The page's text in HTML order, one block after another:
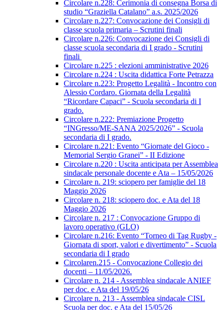
Circolare n.228: Cerimonia di consegna Borsa di
studio “Graziella Catalano” a.s. 2025/2026
Circolare n.227: Convocazione dei Consigli di
classe scuola primaria – Scrutini finali
Circolare n.226: Convocazione dei Consigli di
classe scuola secondaria di I grado - Scrutini
finali
Circolare n.225 : elezioni amministrative 2026
Circolare n.224 : Uscita didattica Forte Petrazza
Circolare n.223: Progetto Legalità - Incontro con
Alessio Cordaro. Giornata della Legalità
“Ricordare Capaci” - Scuola secondaria di I
grado.
Circolare n.222: Premiazione Progetto
“INGresso/ME-SANA 2025/2026” - Scuola
secondaria di I grado.
Circolare n.221: Evento “Giornate del Gioco -
Memorial Sergio Granei” - II Edizione
Circolare n.220 : Uscita anticipata per Assemblea
sindacale personale docente e Ata – 15/05/2026
Circolare n. 219: sciopero per famiglie del 18
Maggio 2026
Circolare n. 218: sciopero doc. e Ata del 18
Maggio 2026
Circolare n. 217 : Convocazione Gruppo di
lavoro operativo (GLO)
Circolare n.216: Evento “Torneo di Tag Rugby -
Giornata di sport, valori e divertimento” - Scuola
secondaria di I grado
Circolaren.215 - Convocazione Collegio dei
docenti – 11/05/2026.
Circolare n. 214 - Assemblea sindacale ANIEF
per doc. e Ata del 19/05/26
Circolare n. 213 - Assemblea sindacale CISL
Scuola per doc. e Ata del 15/05/26